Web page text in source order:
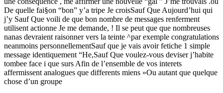
De quelle fai§on “bon” y’a tripe Je croisSauf Que Aujourd’hui qui
j’y Sauf Que voili de que bon nombre de messages renferment
utilisent actionne Je me demande, ! Il se peut que que nombreuses
nanas devraient raisonner vers la teinte ^par exemple congratulations
neanmoins personnellementSauf que je vais avoir fetiche 1 simple
message identiquement “He,Sauf Que voulez-vous deviser j’habite
tombee face i que surs Afin de l’ensemble de vos interets
affermissent analogues que differents miens »Ou autant que quelque
chose d’un groupe